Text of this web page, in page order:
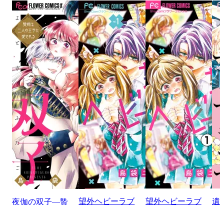
夜伽の双子―贄
望外ヘビーラブ
望外ヘビーラブ
遺